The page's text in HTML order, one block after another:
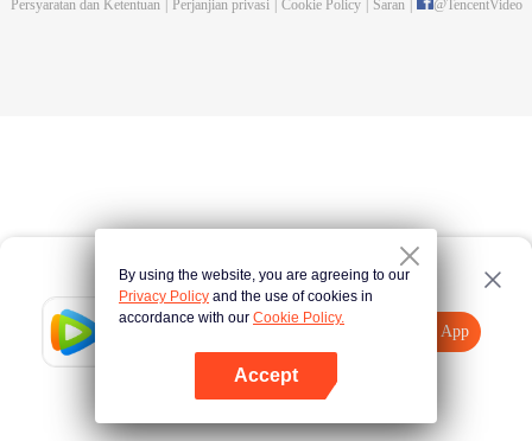
Tencent Video
Buka App
Tekan di sini
Persyaratan dan Ketentuan
Perjanjian privasi Cookie Policy Saran @TencentVideo
By using the website, you are agreeing to our
Privacy Policy and the use of cookies in
accordance with our Cookie Policy.
Accept